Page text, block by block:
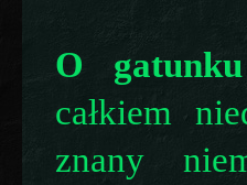
O gatunku
całkiem
znany